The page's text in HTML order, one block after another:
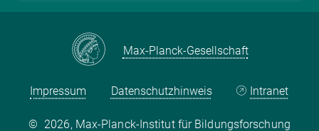
Max-Planck-Gesellschaft
Impressum Datenschutzhinweis Intranet
© 2026, Max-Planck-Institut für Bildungsforschung